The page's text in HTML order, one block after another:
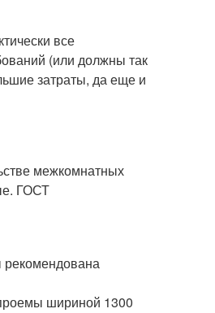
все
(или должны так
затраты, да еще и
межкомнатных
ГОСТ
шириной 1300